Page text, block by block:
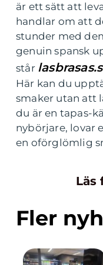
är ett sätt att
handlar om att
stunder med
genuin spansk
står
Här kan du
smaker utan att
du är en tapas-
nybörjare, lovar
en oförglömlig
Läs
Fler